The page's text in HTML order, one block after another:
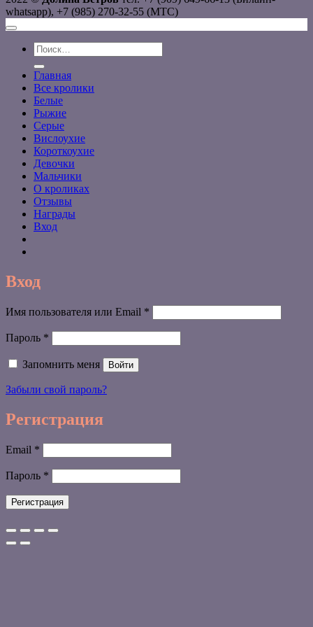
whatsapp), +7 (985) 270-32-55 (МТС)
Искать:
Главная
Все кролики
Белые
Рыжие
Серые
Вислоухие
Короткоухие
Девочки
Мальчики
О кроликах
Отзывы
Награды
Вход
Вход
Имя пользователя или Email *
Пароль *
Запомнить меня Войти
Забыли свой пароль?
Регистрация
Email *
Пароль *
Регистрация